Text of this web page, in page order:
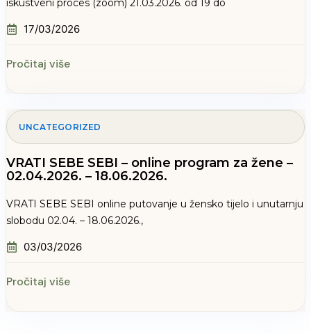
iskustveni proces (zoom) 21.03.2026. od 19 do
17/03/2026
Pročitaj više
UNCATEGORIZED
VRATI SEBE SEBI – online program za žene –
02.04.2026. – 18.06.2026.
VRATI SEBE SEBI online putovanje u žensko tijelo i unutarnju
slobodu 02.04. – 18.06.2026.,
03/03/2026
Pročitaj više